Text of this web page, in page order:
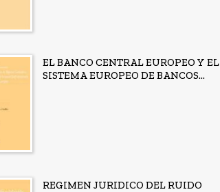
EL BANCO CENTRAL EUROPEO Y EL
SISTEMA EUROPEO DE BANCOS...
REGIMEN JURIDICO DEL RUIDO